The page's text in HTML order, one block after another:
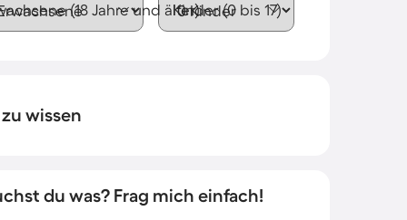
(18 Jahre und älter)Kinder (0 bis 17)
wissen
du was? Frag mich einfach!